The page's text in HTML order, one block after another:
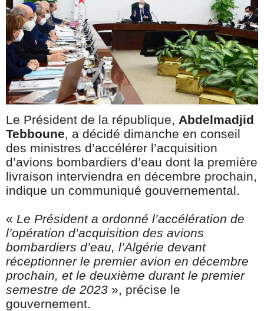
Le Président de la république, Abdelmadjid
Tebboune, a décidé dimanche en conseil
des ministres d’accélérer l’acquisition
d’avions bombardiers d’eau dont la première
livraison interviendra en décembre prochain,
indique un communiqué gouvernemental.
« Le Président a ordonné l’accélération de
l’opération d’acquisition des avions
bombardiers d’eau, l’Algérie devant
réceptionner le premier avion en décembre
prochain, et le deuxième durant le premier
semestre de 2023 », précise le
gouvernement.